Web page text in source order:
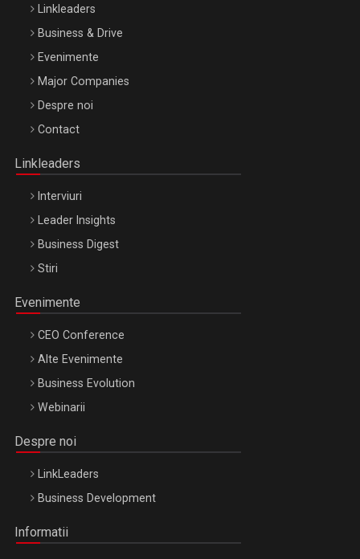
Be Inspired. Make it Happen!, ARTEMIS LETO, ORADEA, 8
Octombrie
Linkleaders
Business & Drive
Evenimente
Major Companies
Despre noi
Contact
Linkleaders
Interviuri
Leader Insights
Business Digest
Stiri
Evenimente
CEO Conference
Alte Evenimente
Business Evolution
Webinarii
Despre noi
LinkLeaders
Business Development
Informatii